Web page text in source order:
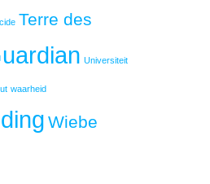
Terre des
Universiteit
waarheid
Wiebe